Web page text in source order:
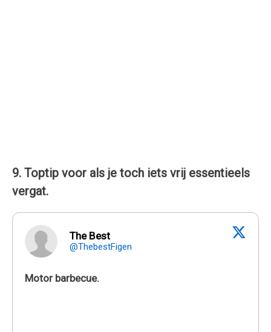
9. Toptip voor als je toch iets vrij essentieels
vergat.
The Best
@ThebestFigen
Motor barbecue.